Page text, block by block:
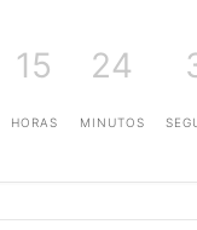
15
HORAS
24
MINUTOS